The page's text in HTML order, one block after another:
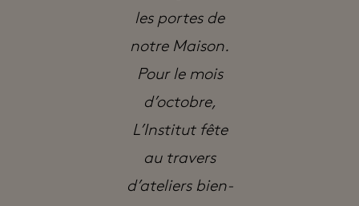
les portes de
notre Maison.
Pour le mois
d’octobre,
L’Institut fête
au travers
d’ateliers bien-